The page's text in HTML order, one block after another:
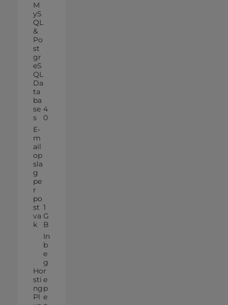
M
yS
QL
&
Po
st
gr
eS
QL
Da
ta
ba
se
s
4
0
E-
m
ail
op
sla
g
pe
r
po
st
va
k
1
G
B
Ho
sti
ng
Pl
In
b
e
g
r
e
p
e